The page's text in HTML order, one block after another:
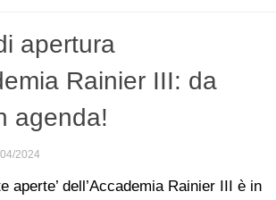
apertura
Rainier III: da
agenda!
2024
aperte’ dell’Accademia Rainier III è in